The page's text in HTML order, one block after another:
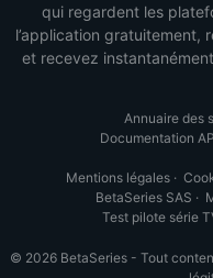
qui regardent les
l’application gratuitement,
et recevez
Annuaire des
Documentation
Mentions légales ·
BetaSeries SAS ·
Test pilote série
© 2026 BetaSeries - Tout